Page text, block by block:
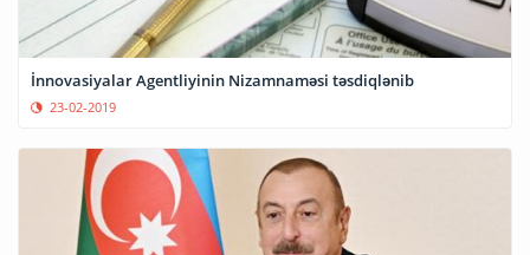
İnnovasiyalar Agentliyinin Nizamnaməsi təsdiqlənib
23-02-2019